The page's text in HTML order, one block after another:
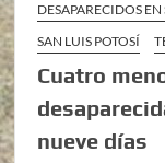
DESAPARECIDOS EN
SAN LUIS POTOSÍ
Cuatro
nueve días